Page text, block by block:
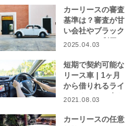
カーリースの審査
基準は？審査が甘
い会社やブラック
リストでも利用で
2025.04.03
短期で契約可能な
リース車 | 1ヶ月
から借りれるライ
フスタイルに合わ
集
2021.08.03
カーリースの任意